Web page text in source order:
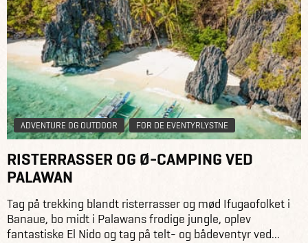
ADVENTURE OG OUTDOOR FOR DE EVENTYRLYSTNE
RISTERRASSER OG Ø-CAMPING VED
PALAWAN
Tag på trekking blandt risterrasser og mød Ifugaofolket i
Banaue, bo midt i Palawans frodige jungle, oplev
fantastiske El Nido og tag på telt- og bådeventyr ved...